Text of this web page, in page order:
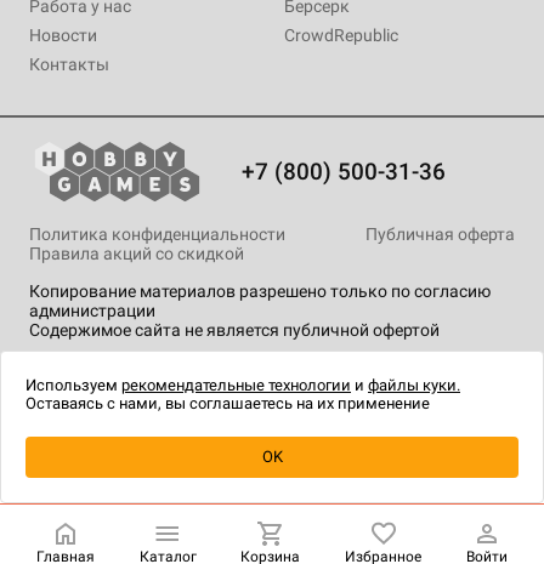
Уведомить о наличии
Работа у нас
Новости
Контакты
Берсерк
CrowdRepublic
+7 (800) 500-31-36
Копирование материалов разрешено только по согласию
администрации
Содержимое сайта не является публичной офертой
Политика конфиденциальности
Публичная оферта
Правила акций со скидкой
технологии.
Главная Каталог Корзина Избранное Войти
Используем рекомендательные технологии и файлы куки.
Оставаясь с нами, вы соглашаетесь на их применение
OK